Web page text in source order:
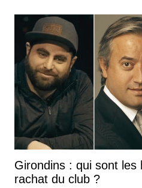
Girondins : qui sont les
rachat du club ?